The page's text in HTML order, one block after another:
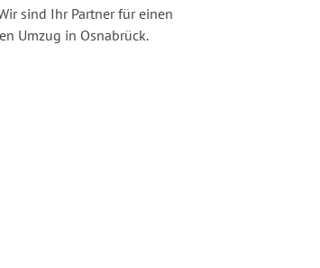
sind Ihr Partner für einen
Umzug in Osnabrück.